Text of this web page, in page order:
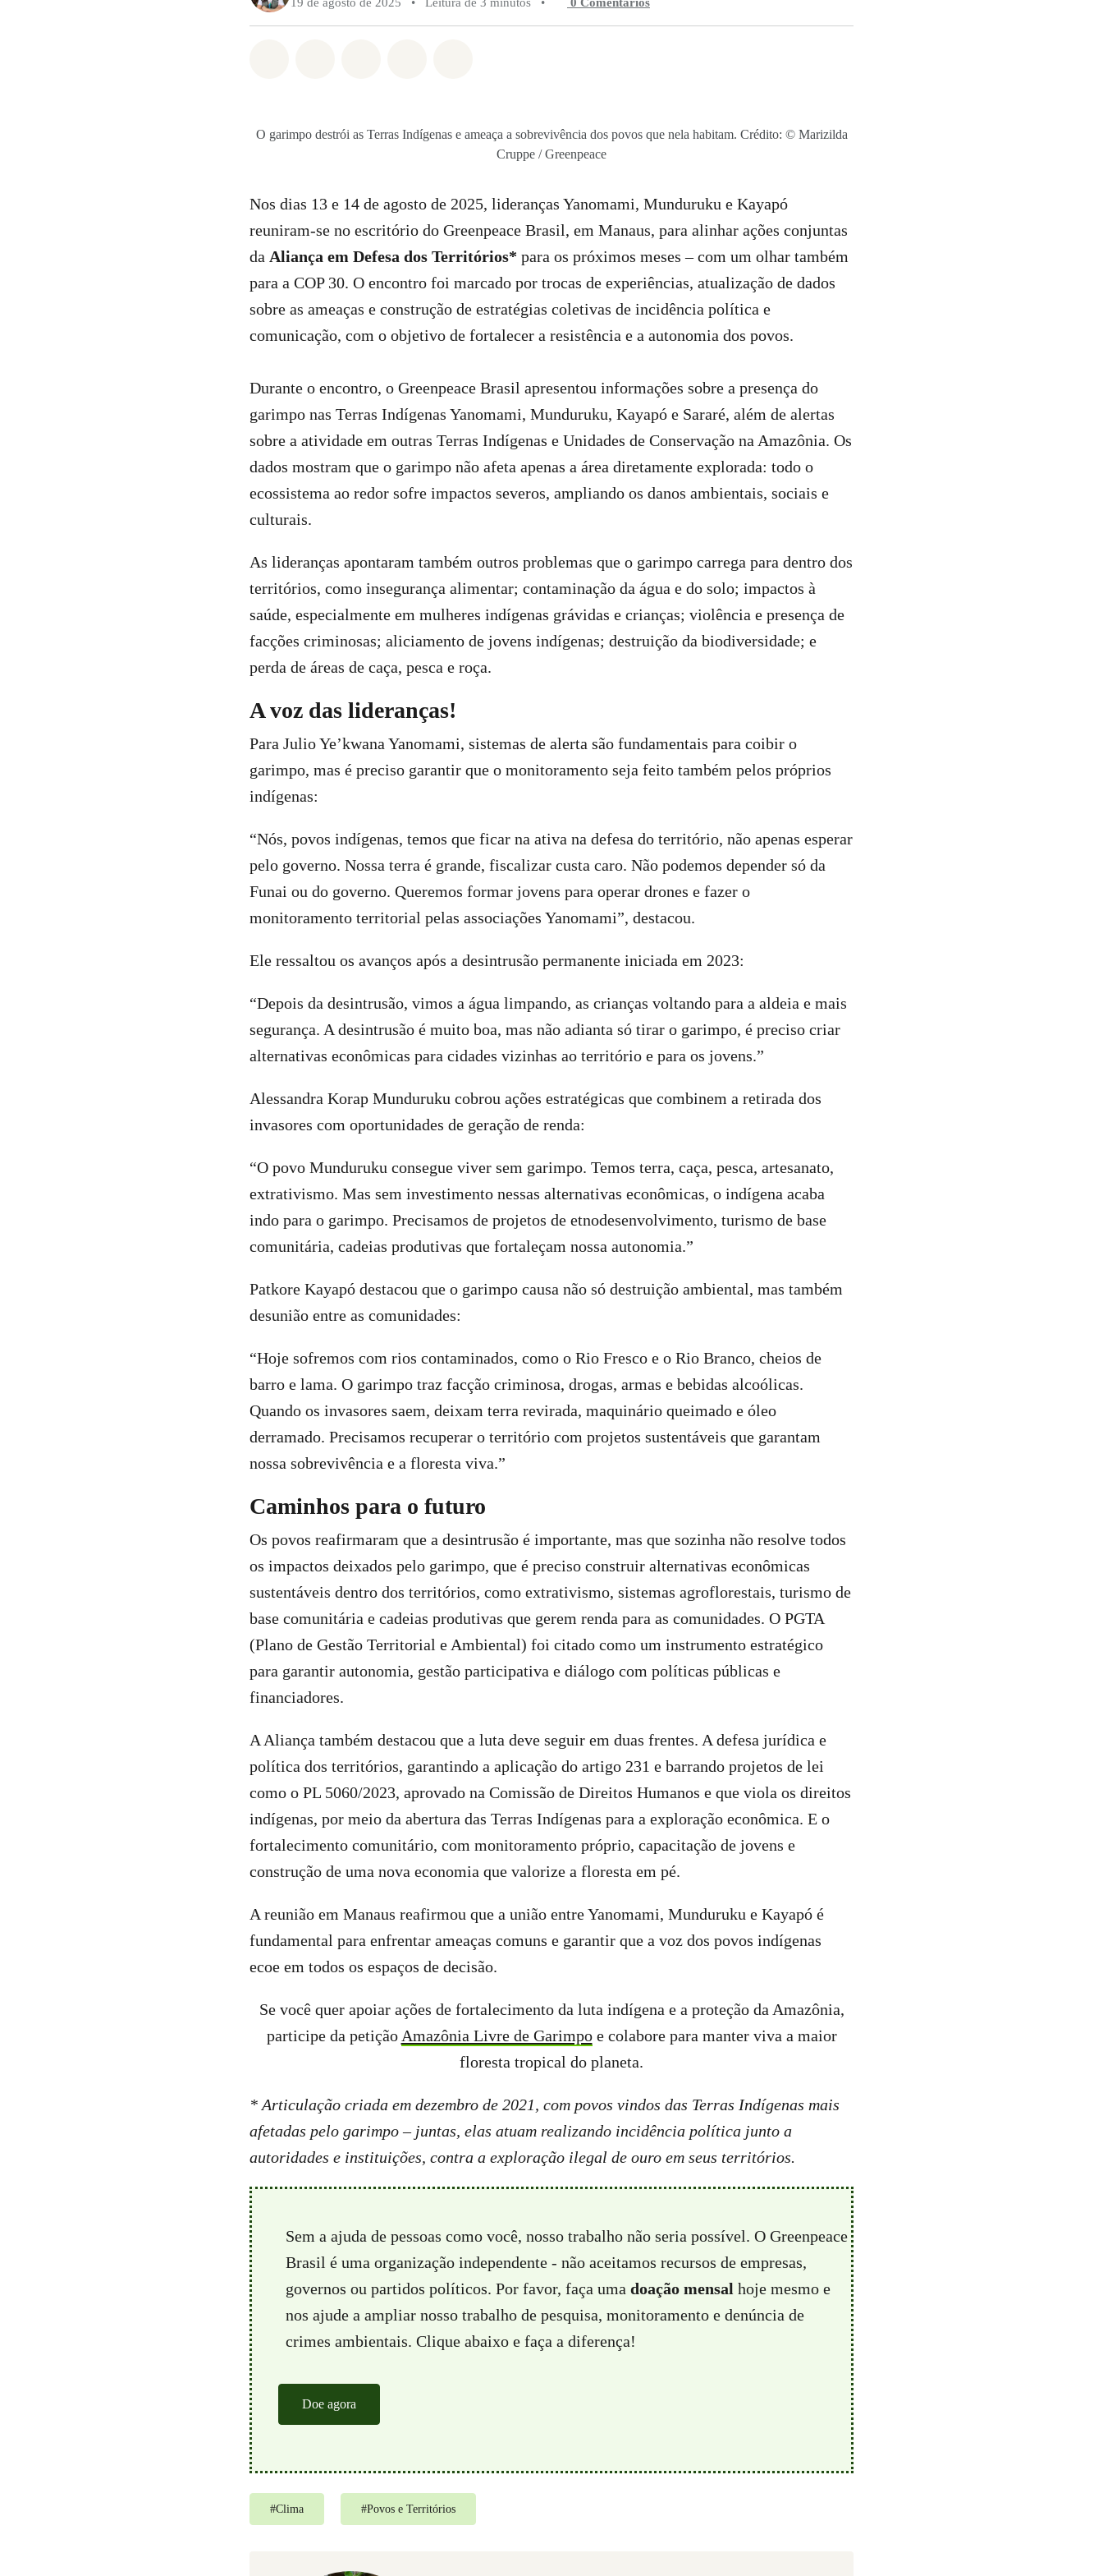
O garimpo destrói as Terras Indígenas e ameaça a sobrevivência dos povos que nela habitam. Crédito: © Marizilda
Cruppe / Greenpeace
Nos dias 13 e 14 de agosto de 2025, lideranças Yanomami, Munduruku e Kayapó
reuniram-se no escritório do Greenpeace Brasil, em Manaus, para alinhar ações conjuntas
da Aliança em Defesa dos Territórios* para os próximos meses – com um olhar também
para a COP 30. O encontro foi marcado por trocas de experiências, atualização de dados
sobre as ameaças e construção de estratégias coletivas de incidência política e
comunicação, com o objetivo de fortalecer a resistência e a autonomia dos povos.
Durante o encontro, o Greenpeace Brasil apresentou informações sobre a presença do
garimpo nas Terras Indígenas Yanomami, Munduruku, Kayapó e Sararé, além de alertas
sobre a atividade em outras Terras Indígenas e Unidades de Conservação na Amazônia. Os
dados mostram que o garimpo não afeta apenas a área diretamente explorada: todo o
ecossistema ao redor sofre impactos severos, ampliando os danos ambientais, sociais e
culturais.
As lideranças apontaram também outros problemas que o garimpo carrega para dentro dos
territórios, como insegurança alimentar; contaminação da água e do solo; impactos à
saúde, especialmente em mulheres indígenas grávidas e crianças; violência e presença de
facções criminosas; aliciamento de jovens indígenas; destruição da biodiversidade; e
perda de áreas de caça, pesca e roça.
A voz das lideranças!
Para Julio Ye’kwana Yanomami, sistemas de alerta são fundamentais para coibir o
garimpo, mas é preciso garantir que o monitoramento seja feito também pelos próprios
indígenas:
“Nós, povos indígenas, temos que ficar na ativa na defesa do território, não apenas esperar
pelo governo. Nossa terra é grande, fiscalizar custa caro. Não podemos depender só da
Funai ou do governo. Queremos formar jovens para operar drones e fazer o
monitoramento territorial pelas associações Yanomami”, destacou.
Ele ressaltou os avanços após a desintrusão permanente iniciada em 2023:
“Depois da desintrusão, vimos a água limpando, as crianças voltando para a aldeia e mais
segurança. A desintrusão é muito boa, mas não adianta só tirar o garimpo, é preciso criar
alternativas econômicas para cidades vizinhas ao território e para os jovens.”
Alessandra Korap Munduruku cobrou ações estratégicas que combinem a retirada dos
invasores com oportunidades de geração de renda:
“O povo Munduruku consegue viver sem garimpo. Temos terra, caça, pesca, artesanato,
extrativismo. Mas sem investimento nessas alternativas econômicas, o indígena acaba
indo para o garimpo. Precisamos de projetos de etnodesenvolvimento, turismo de base
comunitária, cadeias produtivas que fortaleçam nossa autonomia.”
Patkore Kayapó destacou que o garimpo causa não só destruição ambiental, mas também
desunião entre as comunidades:
“Hoje sofremos com rios contaminados, como o Rio Fresco e o Rio Branco, cheios de
barro e lama. O garimpo traz facção criminosa, drogas, armas e bebidas alcoólicas.
Quando os invasores saem, deixam terra revirada, maquinário queimado e óleo
derramado. Precisamos recuperar o território com projetos sustentáveis que garantam
nossa sobrevivência e a floresta viva.”
Caminhos para o futuro
Os povos reafirmaram que a desintrusão é importante, mas que sozinha não resolve todos
os impactos deixados pelo garimpo, que é preciso construir alternativas econômicas
sustentáveis dentro dos territórios, como extrativismo, sistemas agroflorestais, turismo de
base comunitária e cadeias produtivas que gerem renda para as comunidades. O PGTA
(Plano de Gestão Territorial e Ambiental) foi citado como um instrumento estratégico
para garantir autonomia, gestão participativa e diálogo com políticas públicas e
financiadores.
A Aliança também destacou que a luta deve seguir em duas frentes. A defesa jurídica e
política dos territórios, garantindo a aplicação do artigo 231 e barrando projetos de lei
como o PL 5060/2023, aprovado na Comissão de Direitos Humanos e que viola os direitos
indígenas, por meio da abertura das Terras Indígenas para a exploração econômica. E o
fortalecimento comunitário, com monitoramento próprio, capacitação de jovens e
construção de uma nova economia que valorize a floresta em pé.
A reunião em Manaus reafirmou que a união entre Yanomami, Munduruku e Kayapó é
fundamental para enfrentar ameaças comuns e garantir que a voz dos povos indígenas
ecoe em todos os espaços de decisão.
Se você quer apoiar ações de fortalecimento da luta indígena e a proteção da Amazônia,
participe da petição Amazônia Livre de Garimpoe colabore para manter viva a maior
floresta tropical do planeta.
* Articulação criada em dezembro de 2021, com povos vindos das Terras Indígenas mais
afetadas pelo garimpo – juntas, elas atuam realizando incidência política junto a
autoridades e instituições, contra a exploração ilegal de ouro em seus territórios.
Sem a ajuda de pessoas como você, nosso trabalho não seria possível. O Greenpeace
Brasil é uma organização independente - não aceitamos recursos de empresas,
governos ou partidos políticos. Por favor, faça uma doação mensal hoje mesmo e
nos ajude a ampliar nosso trabalho de pesquisa, monitoramento e denúncia de
crimes ambientais. Clique abaixo e faça a diferença!
Doe agora
#Clima #Povos e Territórios